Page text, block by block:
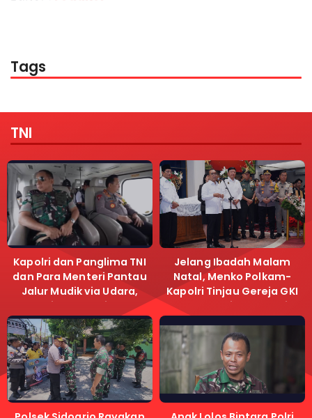
Tags
TNI
Kapolri dan Panglima TNI
dan Para Menteri Pantau
Jalur Mudik via Udara,
Pastikan Lalu Lintas
Lancar
Jelang Ibadah Malam
Natal, Menko Polkam-
Kapolri Tinjau Gereja GKI
Samanhudi dan Gereja
Immanuel